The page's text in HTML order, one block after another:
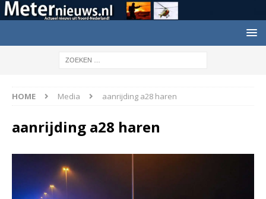
HOME Media aanrijding a28 haren
aanrijding a28 haren